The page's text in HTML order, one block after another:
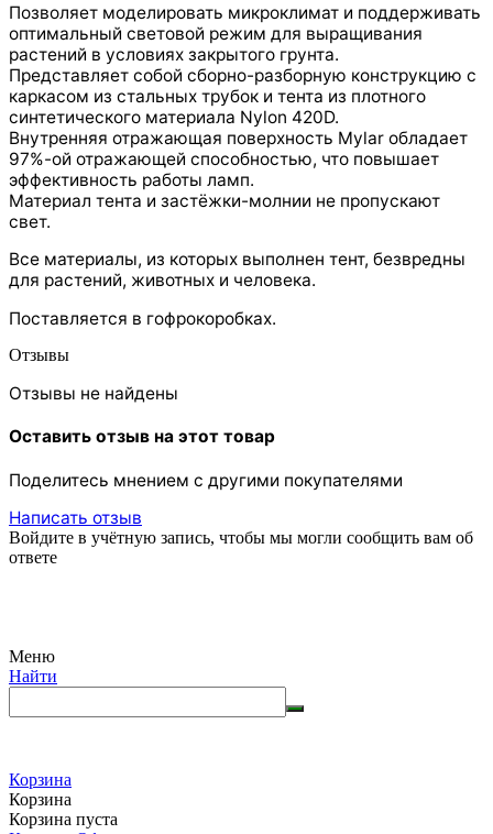
Позволяет моделировать микроклимат и поддерживать
оптимальный световой режим для выращивания
растений в условиях закрытого грунта.
Представляет собой сборно-разборную конструкцию с
каркасом из стальных трубок и тента из плотного
синтетического материала Nylon 420D.
Внутренняя отражающая поверхность Mylar обладает
97%-ой отражающей способностью, что повышает
эффективность работы ламп.
Материал тента и застёжки-молнии не пропускают
свет.
Все материалы, из которых выполнен тент, безвредны
для растений, животных и человека.
Поставляется в гофрокоробках.
Отзывы
Отзывы не найдены
Оставить отзыв на этот товар
Поделитесь мнением с другими покупателями
Написать отзыв
Войдите в учётную запись, чтобы мы могли сообщить вам об
ответе
Меню
Найти
Корзина
Корзина
Корзина пуста